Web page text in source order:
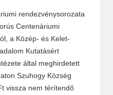
rendezvénysorozata
Centenáriumi
a Közép- és Kelet-
Kutatásért
által meghirdetett
Szuhogy Község
vissza nem térítendő